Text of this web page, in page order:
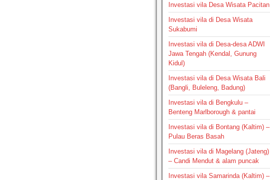
Investasi vila Desa Wisata Pacitan
Investasi vila di Desa Wisata
Sukabumi
Investasi vila di Desa-desa ADWI
Jawa Tengah (Kendal, Gunung
Kidul)
Investasi vila di Desa Wisata Bali
(Bangli, Buleleng, Badung)
Investasi vila di Bengkulu –
Benteng Marlborough & pantai
Investasi vila di Bontang (Kaltim) –
Pulau Beras Basah
Investasi vila di Magelang (Jateng)
– Candi Mendut & alam puncak
Investasi vila Samarinda (Kaltim) –